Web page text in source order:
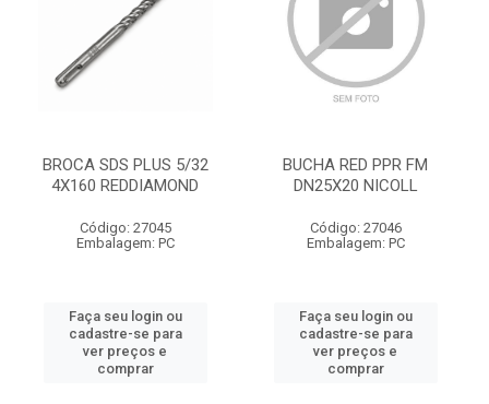
BROCA SDS PLUS 5/32
4X160 REDDIAMOND
Código: 27045
Embalagem: PC
Faça seu login ou
cadastre-se para
ver preços e
comprar
BUCHA RED PPR FM
DN25X20 NICOLL
Código: 27046
Embalagem: PC
Faça seu login ou
cadastre-se para
ver preços e
comprar